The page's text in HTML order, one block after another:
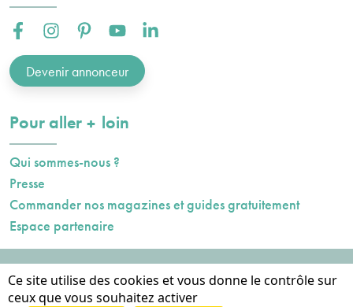
Facebook :Instagram :Pinterest :Youtube :Linkedin :
Devenir annonceur
Pour aller plusloin
Qui sommes-nous ?
Presse
Commander nos magazines et guides gratuitement
Espace partenaire
Données personnelles
Ce site utilise des cookies et vous donne le contrôle sur
ceux que vous souhaitez activer